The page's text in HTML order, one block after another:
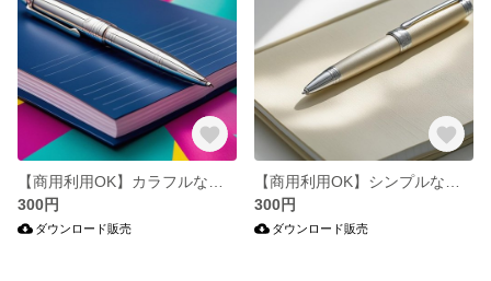
300円
ダウンロード販売
300円
ダウンロード販売